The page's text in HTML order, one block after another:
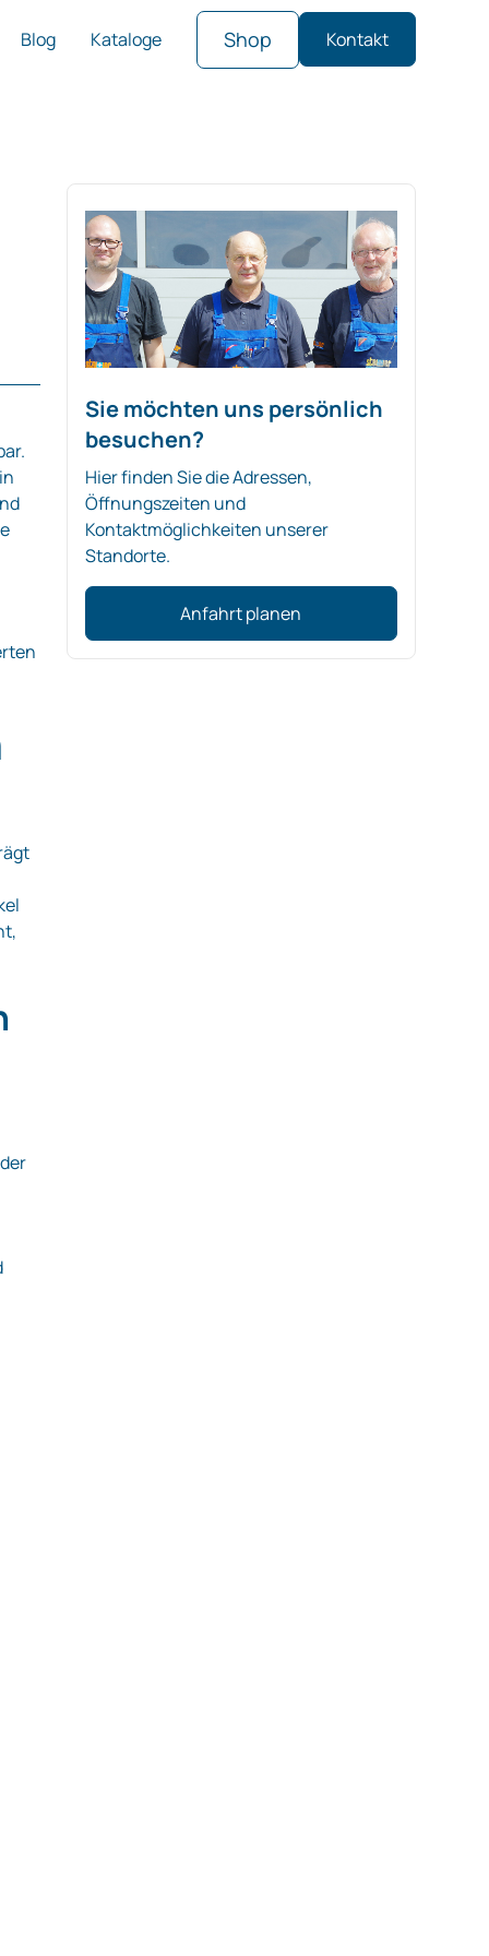
Blog Kataloge Shop Kontakt
Sie möchten uns persönlich
besuchen?
Hier finden Sie die Adressen,
Öffnungszeiten und
Kontaktmöglichkeiten unserer
Standorte.
Anfahrt planen